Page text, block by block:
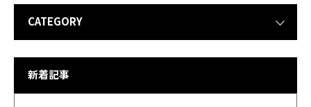
CATEGORY
新着記事